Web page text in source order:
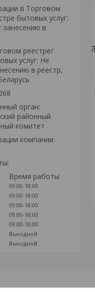
в Торговом
бытовых услуг:
занесению в
реестре/
услуг: Не
в реестр,
орган:
районный
комитет
компании:
Время работы
09:00-18:00
09:00-18:00
09:00-18:00
09:00-18:00
09:00-18:00
Выходной
Выходной